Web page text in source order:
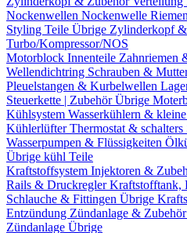
Nockenwellen Nockenwelle
Styling Teile Übrige Zylinderkopf
Turbo/Kompressor/NOS
Motorblock Innenteile Zahnriemen
Wellendichtring Schrauben &
Pleuelstangen & Kurbelwellen
Steuerkette | ZubehörÜbrige
Kühlsystem Wasserkühlern &
KühlerlüfterThermostat & schalters
Wasserpumpen & Flüssigkeiten
Übrige kühl Teile
Kraftstoffsystem Injektoren &
Rails & DruckreglerKraftstofftank,
Schlauche & Fittingen Übrige
Entzündung Zündanlage & Zubehör
Zündanlage Übrige